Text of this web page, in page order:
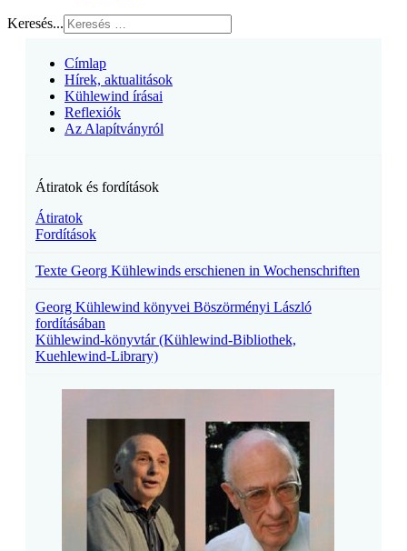
Keresés...
Címlap
Hírek, aktualitások
Kühlewind írásai
Reflexiók
Az Alapítványról
Átiratok és fordítások
Átiratok
Fordítások
Texte Georg Kühlewinds erschienen in Wochenschriften
Georg Kühlewind könyvei Böszörményi László
fordításában
Kühlewind-könyvtár (Kühlewind-Bibliothek,
Kuehlewind-Library)